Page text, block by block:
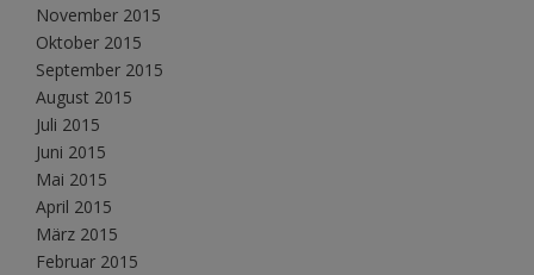
November 2015
Oktober 2015
September 2015
August 2015
Juli 2015
Juni 2015
Mai 2015
April 2015
März 2015
Februar 2015